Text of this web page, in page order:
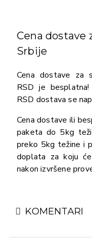
Cena
Srbije
Cena dostave za
RSD je
RSD dostava se
Cena dostave ili
paketa do 5kg
preko 5kg težine i
doplata za koju
nakon izvršene
KOMENTARI